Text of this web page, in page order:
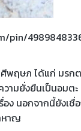
pin/
ฤษภ ได้แก่ มรกต
มยั่งยืนเป็นอมตะ
อง นอกจากนี้ยังเ
หาญ